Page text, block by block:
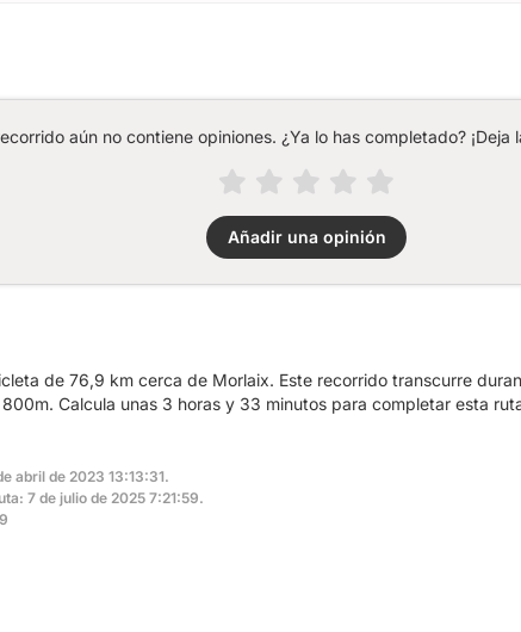
aún no contiene opiniones. ¿Ya lo has completado? ¡Deja
Añadir una opinión
de 76,9 km cerca de Morlaix. Este recorrido transcurre
Calcula unas 3 horas y 33 minutos para completar esta
abril de 2023 13:13:31.
7 de julio de 2025 7:21:59.